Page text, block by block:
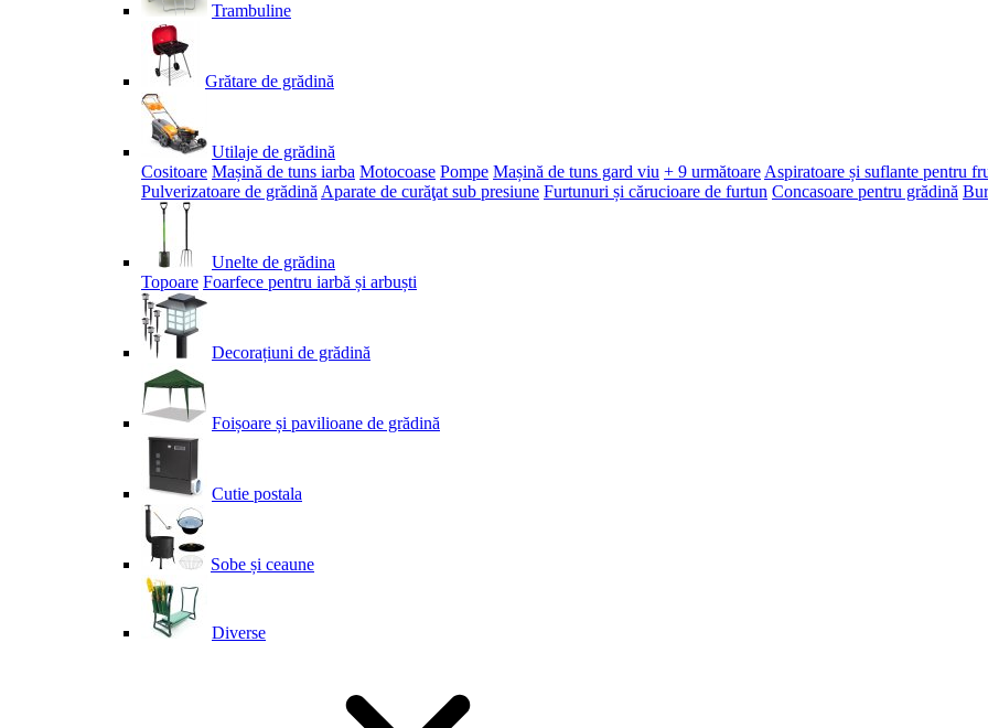
Trambuline
Grătare de grădină
Utilaje de grădină
Cositoare Mașină de tuns iarba Motocoase Pompe Mașină de tuns gard viu + 9 următoare Aspiratoare și suflante pentru
Pulverizatoare de grădină Aparate de curăţat sub presiune Furtunuri și cărucioare de furtun Concasoare pentru grădină
Unelte de grădina
Topoare Foarfece pentru iarbă și arbuști
Decorațiuni de grădină
Foișoare și pavilioane de grădină
Cutie postala
Sobe și ceaune
Diverse